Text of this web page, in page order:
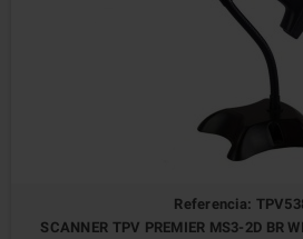
Referencia:
SCANNER TPV PREMIER MS3-2D BR